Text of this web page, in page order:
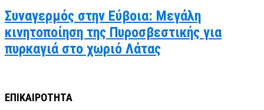
Συναγερμός στην Εύβοια: Μεγάλη
κινητοποίηση της Πυροσβεστικής για
πυρκαγιά στο χωριό Λάτας
ΕΠΙΚΑΙΡΟΤΗΤΑ